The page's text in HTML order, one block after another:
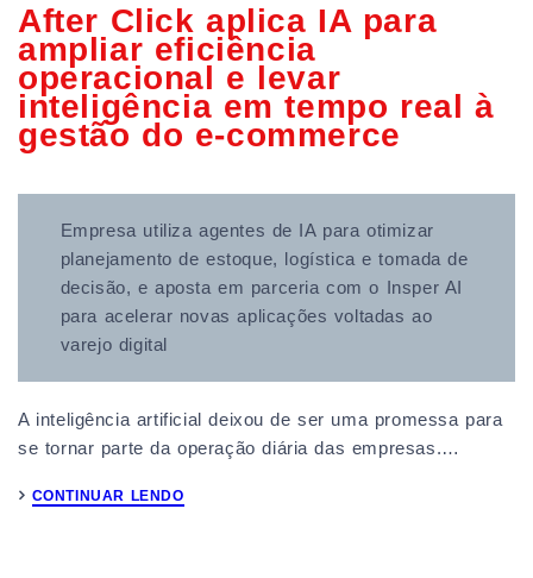
After Click aplica IA para
ampliar eficiência
operacional e levar
inteligência em tempo real à
gestão do e-commerce
Empresa utiliza agentes de IA para otimizar
planejamento de estoque, logística e tomada de
decisão, e aposta em parceria com o Insper AI
para acelerar novas aplicações voltadas ao
varejo digital
A inteligência artificial deixou de ser uma promessa para
se tornar parte da operação diária das empresas.…
CONTINUAR LENDO